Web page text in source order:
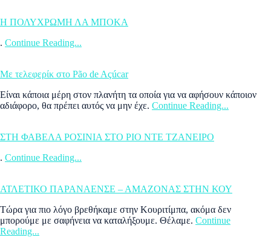
Η ΠΟΛΥΧΡΩΜΗ ΛΑ ΜΠΟΚΑ
. Continue Reading...
Με τελεφερίκ στο Pão de Açúcar
Είναι κάποια μέρη στον πλανήτη τα οποία για να αφήσουν κάποιον
αδιάφορο, θα πρέπει αυτός να μην έχε. Continue Reading...
ΣΤΗ ΦΑΒΕΛΑ ΡΟΣΙΝΙΑ ΣΤΟ ΡΙΟ ΝΤΕ ΤΖΑΝΕΙΡΟ
. Continue Reading...
ΑΤΛΕΤΙΚΟ ΠΑΡΑΝΑΕΝΣΕ – ΑΜΑΖΟΝΑΣ ΣΤΗΝ ΚΟΥ
Τώρα για πιο λόγο βρεθήκαμε στην Κουριτίμπα, ακόμα δεν
μπορούμε με σαφήνεια να καταλήξουμε. Θέλαμε. Continue
Reading...